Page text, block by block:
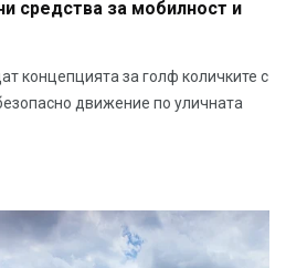
средства за мобилност и
концепцията за голф количките с
движение по уличната